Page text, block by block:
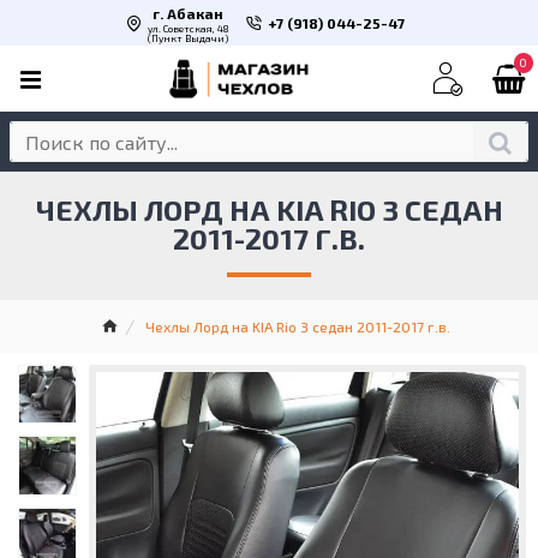
г. Абакан
ул. Советская, 48
(Пункт Выдачи)
+7 (918) 044-25-47
0
Чехлы Лорд на KIA Rio 3 седан 2011-2017 г.в.
ЧЕХЛЫ ЛОРД НА KIA RIO 3 СЕДАН
2011-2017 Г.В.